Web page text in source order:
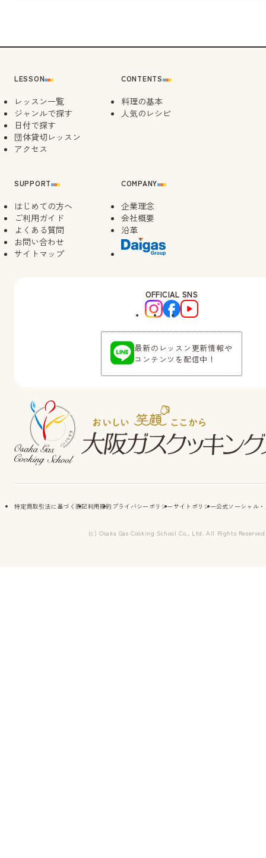
LESSON
レッスン一覧
ジャンルで探す
日付で探す
団体貸切レッスン
アクセス
SUPPORT
はじめての方へ
ご利用ガイド
よくある質問
お問い合わせ
サイトマップ
CONTENTS
料理の基本
人気のレシピ
COMPANY
企業理念
会社概要
沿革
OFFICIAL SNS
最新のレッスン更新情報や
コンテンツを配信中！
特定商取引法に基づく表記利用規約 プライバシーポリシーサイトポリシー公式ソーシャル
(c) Osaka Gas Cooking School Co., Ltd. All Rights